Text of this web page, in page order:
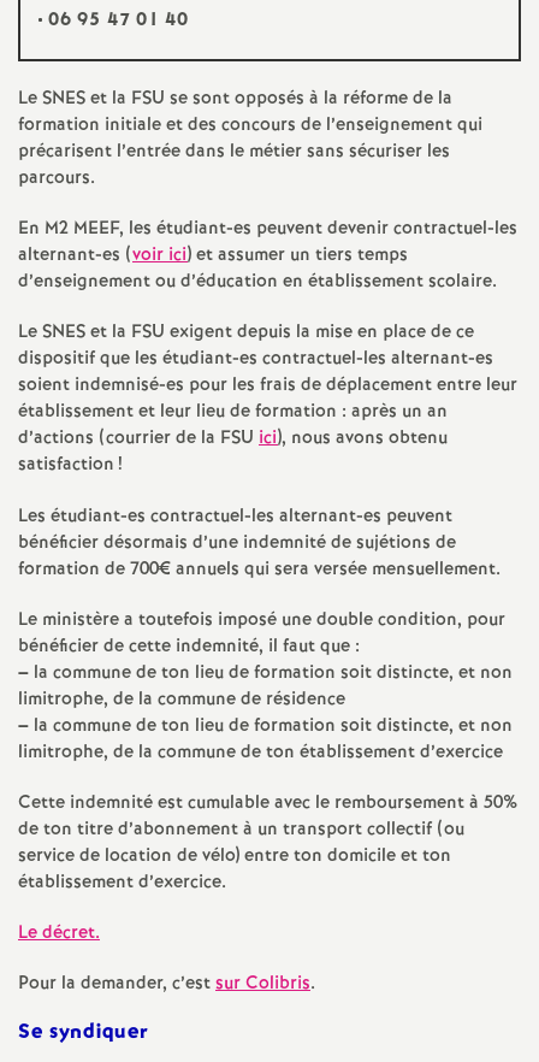
e
s
E
n
s
e
i
n
e
m
e
n
t
06 95 47 01 40
LeSNESet la FSU se sont opposés à la réforme de la
formation initiale et des concours de l’enseignement qui
précarisent l’entrée dans le métier sans sécuriser les
parcours.
En M2 MEEF, les étudiant-es peuvent devenir contractuel-les
alternant-es (voir ici) et assumer un tiers temps
d’enseignement ou d’éducation en établissement scolaire.
LeSNESet la FSU exigent depuis la mise en place de ce
dispositif que les étudiant-es contractuel-les alternant-es
soient indemnisé-es pour les frais de déplacement entre leur
établissement et leur lieu de formation : après un an
d’actions (courrier de la FSU ici), nous avons obtenu
satisfaction !
Les étudiant-es contractuel-les alternant-es peuvent
bénéficier désormais d’une indemnité de sujétions de
formation de 700€ annuels qui sera versée mensuellement.
Le ministère a toutefois imposé une double condition, pour
bénéficier de cette indemnité, il faut que :
– la commune de ton lieu de formation soit distincte, et non
limitrophe, de la commune de résidence
– la commune de ton lieu de formation soit distincte, et non
limitrophe, de la commune de ton établissement d’exercice
Cette indemnité est cumulable avec le remboursement à 50%
de ton titre d’abonnement à un transport collectif (ou
service de location de vélo) entre ton domicile et ton
établissement d’exercice.
Le décret.
Pour la demander, c’estsur Colibris.
Se syndiquer